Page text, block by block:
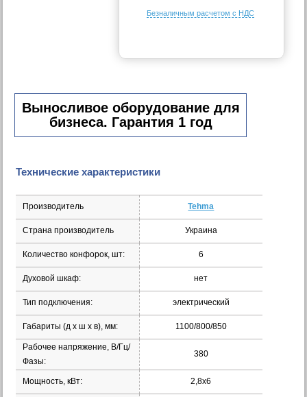
Безналичным расчетом с НДС
Выносливое оборудование для
бизнеса. Гарантия 1 год
Технические характеристики
Производитель Tehma
Страна производитель Украина
Количество конфорок, шт: 6
Духовой шкаф: нет
Тип подключения: электрический
Габариты (д х ш х в), мм: 1100/800/850
Рабочее напряжение, В/Гц/
Фазы:
380
Мощность, кВт: 2,8х6